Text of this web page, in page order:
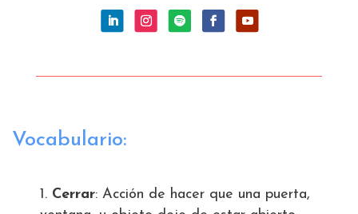
Vocabulario:
Cerrar: Acción de hacer que una puerta,